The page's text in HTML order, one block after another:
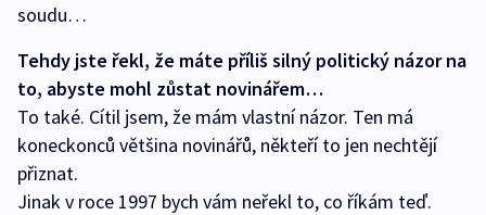
soudu…
Tehdy jste řekl, že máte příliš silný politický názor na
to, abyste mohl zůstat novinářem…
To také. Cítil jsem, že mám vlastní názor. Ten má
koneckonců většina novinářů, někteří to jen nechtějí
přiznat.
Jinak v roce 1997 bych vám neřekl to, co říkám teď.